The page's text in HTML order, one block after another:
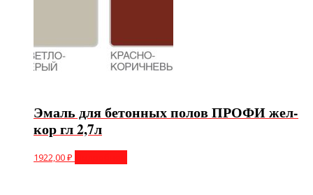
Эмаль для бетонных полов ПРОФИ жел-
кор гл 2,7л
1922,00₽